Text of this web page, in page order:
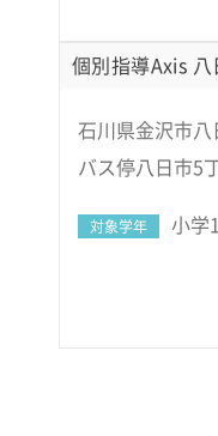
個別指導Axis 八
石川県金沢市八
バス停八日市5
対象学年 小学